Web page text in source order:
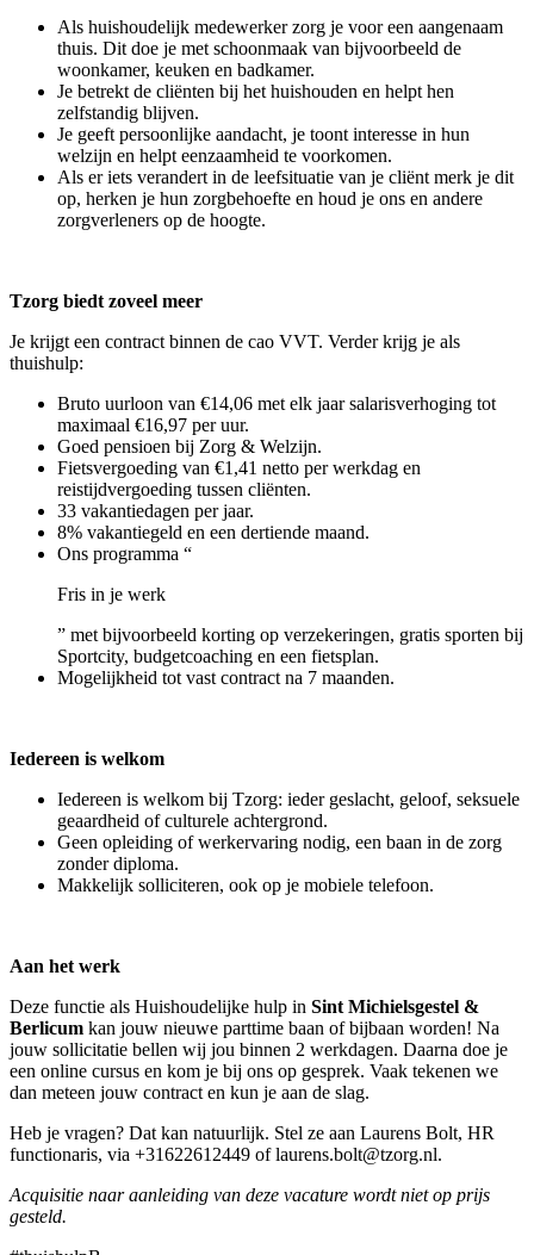
Als huishoudelijk medewerker zorg je voor een aangenaam
thuis. Dit doe je met schoonmaak van bijvoorbeeld de
woonkamer, keuken en badkamer.
Je betrekt de cliënten bij het huishouden en helpt hen
zelfstandig blijven.
Je geeft persoonlijke aandacht, je toont interesse in hun
welzijn en helpt eenzaamheid te voorkomen.
Als er iets verandert in de leefsituatie van je cliënt merk je dit
op, herken je hun zorgbehoefte en houd je ons en andere
zorgverleners op de hoogte.
Tzorg biedt zoveel meer
Je krijgt een contract binnen de cao VVT. Verder krijg je als
thuishulp:
Bruto uurloon van €14,06 met elk jaar salarisverhoging tot
maximaal €16,97 per uur.
Goed pensioen bij Zorg & Welzijn.
Fietsvergoeding van €1,41 netto per werkdag en
reistijdvergoeding tussen cliënten.
33 vakantiedagen per jaar.
8% vakantiegeld en een dertiende maand.
Ons programma “
Fris in je werk
” met bijvoorbeeld korting op verzekeringen, gratis sporten bij
Sportcity, budgetcoaching en een fietsplan.
Mogelijkheid tot vast contract na 7 maanden.
Iedereen is welkom
Iedereen is welkom bij Tzorg: ieder geslacht, geloof, seksuele
geaardheid of culturele achtergrond.
Geen opleiding of werkervaring nodig, een baan in de zorg
zonder diploma.
Makkelijk solliciteren, ook op je mobiele telefoon.
Aan het werk
Deze functie als Huishoudelijke hulp in Sint Michielsgestel &
Berlicum kan jouw nieuwe parttime baan of bijbaan worden! Na
jouw sollicitatie bellen wij jou binnen 2 werkdagen. Daarna doe je
een online cursus en kom je bij ons op gesprek. Vaak tekenen we
dan meteen jouw contract en kun je aan de slag.
Heb je vragen? Dat kan natuurlijk. Stel ze aan Laurens Bolt, HR
functionaris, via +31622612449 of laurens.bolt@tzorg.nl.
Acquisitie naar aanleiding van deze vacature wordt niet op prijs
gesteld.